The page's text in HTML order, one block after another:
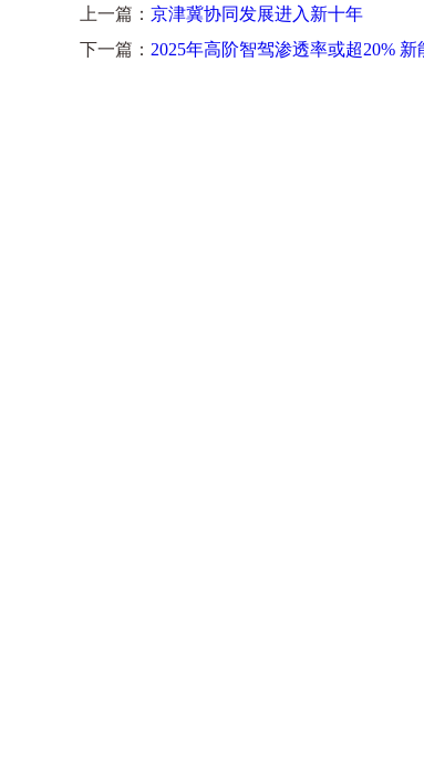
上一篇： 京津冀协同发展进入新十年
下一篇： 2025年高阶智驾渗透率或超20%